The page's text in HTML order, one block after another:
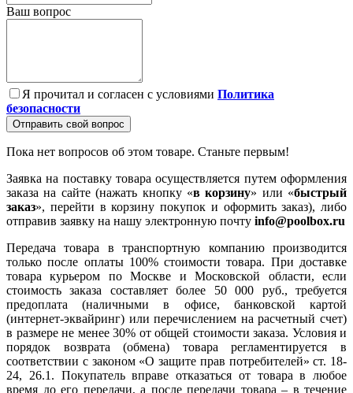
Ваш вопрос
Я прочитал и согласен с условиями Политика
безопасности
Отправить свой вопрос
Пока нет вопросов об этом товаре. Станьте первым!
Заявка на поставку товара осуществляется путем оформления
заказа на сайте (нажать кнопку «в корзину» или «быстрый
заказ», перейти в корзину покупок и оформить заказ), либо
отправив заявку на нашу электронную почту info@poolbox.ru
Передача товара в транспортную компанию производится
только после оплаты 100% стоимости товара. При доставке
товара курьером по Москве и Московской области, если
стоимость заказа составляет более 50 000 руб., требуется
предоплата (наличными в офисе, банковской картой
(интернет-эквайринг) или перечислением на расчетный счет)
в размере не менее 30% от общей стоимости заказа. Условия и
порядок возврата (обмена) товара регламентируется в
соответствии с законом «О защите прав потребителей» ст. 18-
24, 26.1. Покупатель вправе отказаться от товара в любое
время до его передачи, а после передачи товара – в течение